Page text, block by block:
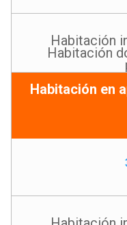
Habitación
Habitación
Habitación en